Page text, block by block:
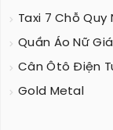
Taxi 7 Chỗ Quy
Quần Áo Nữ
Cân Ôtô Điện
Gold Metal